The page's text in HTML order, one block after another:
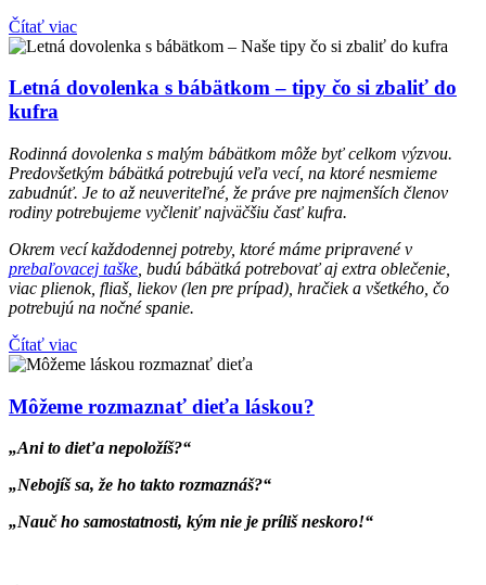
Čítať viac
Letná dovolenka s bábätkom – tipy čo si zbaliť do
kufra
Rodinná dovolenka s malým bábätkom môže byť celkom výzvou.
Predovšetkým bábätká potrebujú veľa vecí, na ktoré nesmieme
zabudnúť. Je to až neuveriteľné, že práve pre najmenších členov
rodiny potrebujeme vyčleniť najväčšiu časť kufra.
Okrem vecí každodennej potreby, ktoré máme pripravené v
prebaľovacej taške , budú bábätká potrebovať aj extra oblečenie,
viac plienok, fliaš, liekov (len pre prípad), hračiek a všetkého, čo
potrebujú na nočné spanie.
Čítať viac
Môžeme rozmaznať dieťa láskou?
„Ani to dieťa nepoložíš?“
„Nebojíš sa, že ho takto rozmaznáš?“
„Nauč ho samostatnosti, kým nie je príliš neskoro!“